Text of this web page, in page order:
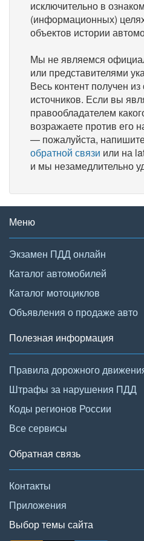
исключительно в
(информационных)
объектов истории
Мы не являемся
или представителями
Весь контент получен
источников. Если вы
правообладателем
возражаете против его
— пожалуйста,
обратной связи или на
и мы незамедлительно
Меню
Экзамен ПДД онлайн
Каталог автомобилей
Каталог мотоциклов
Объявления о продаже авто
Полезная информация
Правила дорожного
Штрафы за нарушения ПДД
Коды регионов России
Все сервисы
Обратная связь
Контакты
Приложения
Выбор темы сайта